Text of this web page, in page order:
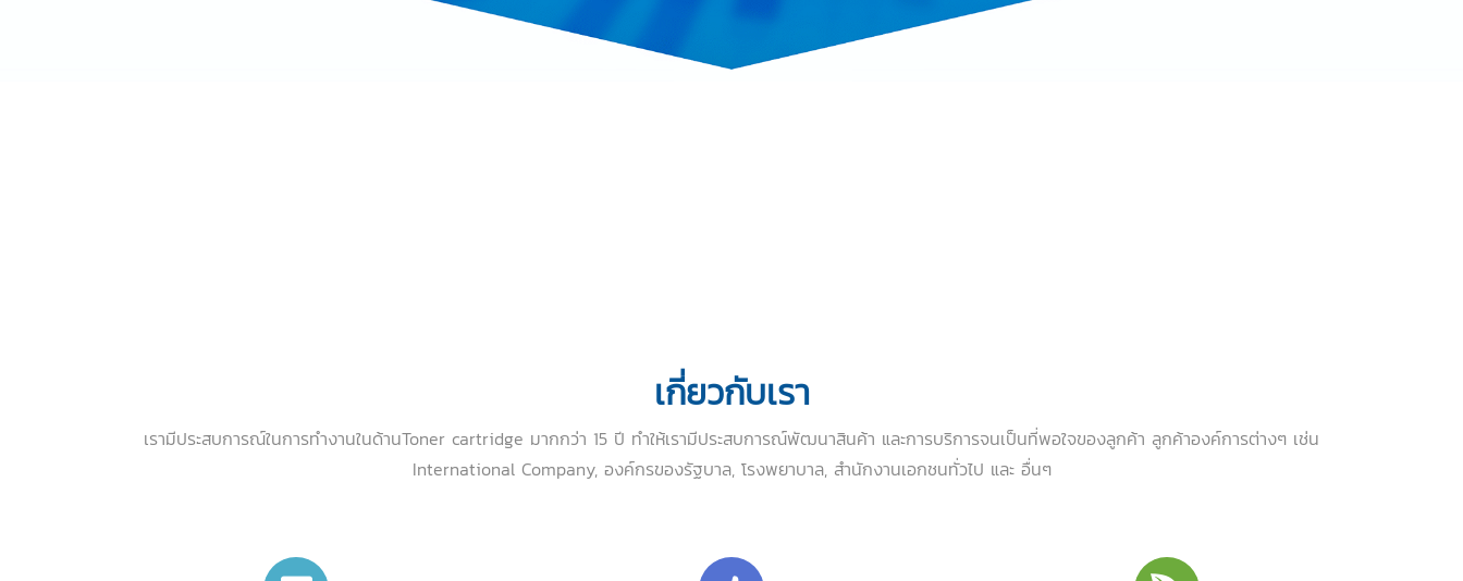
เกี่ยวกับเรา
เรามีประสบการณ์ในการทำงานในด้านToner cartridge มากกว่า 15 ปี ทำให้เรามีประสบการณ์พัฒนาสินค้า และการบริการจนเป็นที่พอใจของลูกค้า ลูกค้าองค์การต่างๆ เช่น
International Company, องค์กรของรัฐบาล, โรงพยาบาล, สำนักงานเอกชนทั่วไป และ อื่นๆ